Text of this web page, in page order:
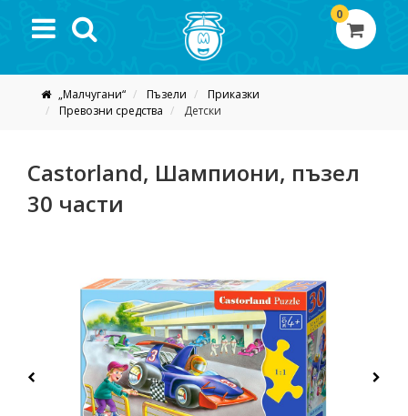
0
„Малчугани“ Пъзели
Приказки
Превозни средства
Детски
Castorland, Шампиони, пъзел
30 части